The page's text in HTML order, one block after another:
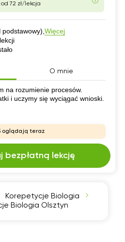
od 72 zł/lekcja
Więcej
O mnie
na rozumienie procesów.
i uczymy się wyciągać wnioski.
oglądają teraz
bezpłatną lekcję
Korepetycje Biologia
Biologia Olsztyn